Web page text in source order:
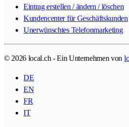
Eintrag erstellen / ändern / löschen
Kundencenter für Geschäftskunden
Unerwünschtes Telefonmarketing
© 2026 local.ch - Ein Unternehmen von
DE
EN
FR
IT